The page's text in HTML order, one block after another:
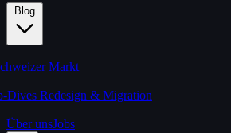
Markt
Dives Redesign & Migration
Über unsJobs